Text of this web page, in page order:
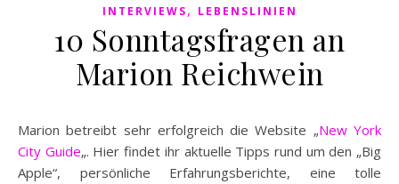
INTERVIEWS, LEBENSLINIEN
10 Sonntagsfragen an
Marion Reichwein
Marion betreibt sehr erfolgreich die Website „New York
City Guide„. Hier findet ihr aktuelle Tipps rund um den „Big
Apple“, persönliche Erfahrungsberichte, eine tolle